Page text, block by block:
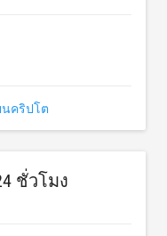
นคริปโต
ชั่วโมง